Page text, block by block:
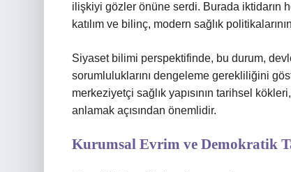
ilişkiyi gözler önüne serdi. Burada iktidarın
katılım ve bilinç, modern sağlık
Siyaset bilimi perspektifinde, bu durum,
sorumluluklarını dengeleme gerekliliğini
merkeziyetçi sağlık yapısının tarihsel
anlamak açısından önemlidir.
Kurumsal Evrim ve Demokratik